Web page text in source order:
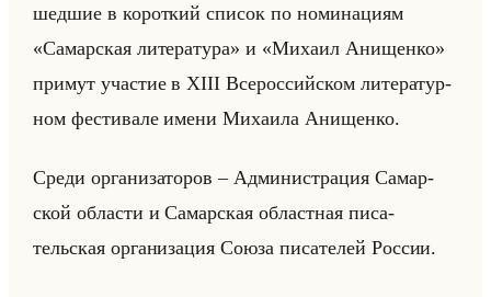
шед­шие в ко­рот­кий спи­сок по но­ми­на­ци­ям
«Самарская литература» и «Михаил Анищенко»
при­мут уча­стие в XIII Все­рос­сийском ли­те­ра­тур­
ном фе­сти­ва­ле имени Ми­ха­ила Ани­щен­ко.
Среди ор­га­ни­за­то­ров – Ад­ми­ни­стра­ция Са­мар­
ской об­ла­сти и Са­мар­ская об­ласт­ная пи­са­
тельская ор­га­ни­за­ция Союза пи­са­те­лей Рос­сии.